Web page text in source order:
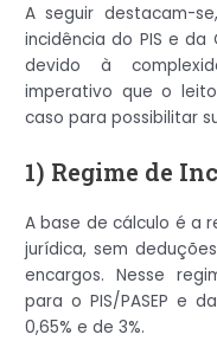
A seguir destacam-
incidência do PIS e da
devido à
imperativo que o
caso para possibilitar
1) Regime de
A base de cálculo é a
jurídica, sem
encargos. Nesse
para o PIS/PASEP e
0,65% e de 3%.